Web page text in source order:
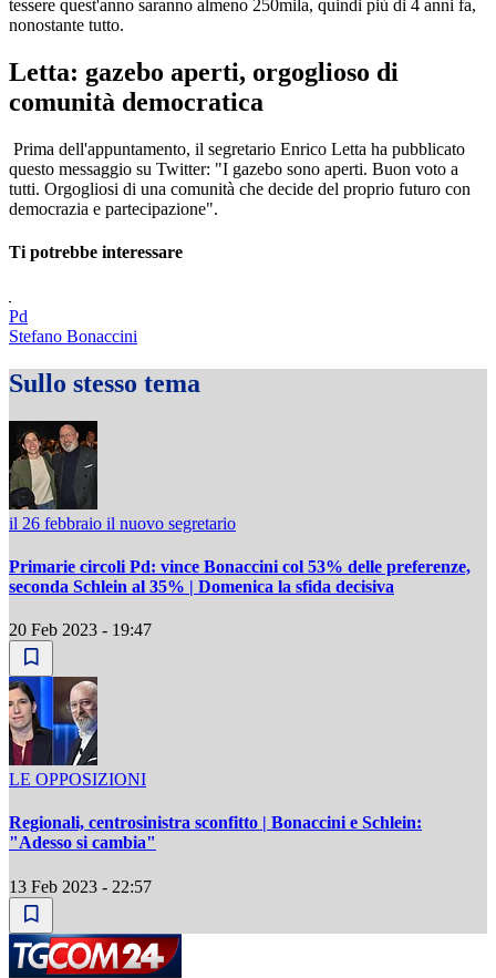
tessere quest'anno saranno almeno 250mila, quindi più di 4 anni fa,
nonostante tutto.
Letta: gazebo aperti, orgoglioso di
comunità democratica
Prima dell'appuntamento, il segretario Enrico Letta ha pubblicato
questo messaggio su Twitter: "I gazebo sono aperti. Buon voto a
tutti. Orgogliosi di una comunità che decide del proprio futuro con
democrazia e partecipazione".
Ti potrebbe interessare
Pd
Stefano Bonaccini
Sullo stesso tema
il 26 febbraio il nuovo segretario
Primarie circoli Pd: vince Bonaccini col 53% delle preferenze,
seconda Schlein al 35% | Domenica la sfida decisiva
20 Feb 2023 - 19:47
LE OPPOSIZIONI
Regionali, centrosinistra sconfitto | Bonaccini e Schlein:
"Adesso si cambia"
13 Feb 2023 - 22:57